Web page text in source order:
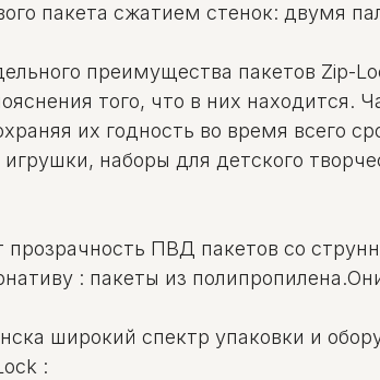
пакета сжатием стенок: двумя
преимущества пакетов Zip-
того, что в них
их годность во время всего
наборы для детского
прозрачность ПВД пакетов со
: пакеты из
широкий спектр упаковки и
: